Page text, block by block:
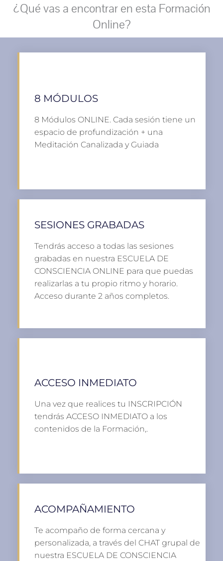
¿Qué vas a encontrar en esta Formación
Online?
8 MÓDULOS
8 Módulos ONLINE. Cada sesión tiene un
espacio de profundización + una
Meditación Canalizada y Guiada
SESIONES GRABADAS
Tendrás acceso a todas las sesiones
grabadas en nuestra ESCUELA DE
CONSCIENCIA ONLINE para que puedas
realizarlas a tu propio ritmo y horario.
Acceso durante 2 años completos.
ACCESO INMEDIATO
Una vez que realices tu INSCRIPCIÓN
tendrás ACCESO INMEDIATO a los
contenidos de la Formación,.
ACOMPAÑAMIENTO
Te acompaño de forma cercana y
personalizada, a través del CHAT grupal de
nuestra ESCUELA DE CONSCIENCIA